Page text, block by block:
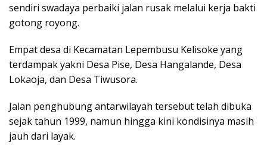
sendiri swadaya perbaiki jalan rusak melalui kerja bakti
gotong royong.
Empat desa di Kecamatan Lepembusu Kelisoke yang
terdampak yakni Desa Pise, Desa Hangalande, Desa
Lokaoja, dan Desa Tiwusora.
Jalan penghubung antarwilayah tersebut telah dibuka
sejak tahun 1999, namun hingga kini kondisinya masih
jauh dari layak.